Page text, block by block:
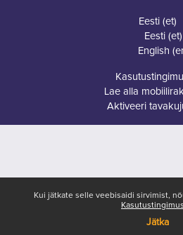
Kui jätkate selle veebisaidi sirvimist,
Jätka
Eesti ‎(et)‎
Eesti ‎(et)‎
English
Lae alla
Aktiveeri